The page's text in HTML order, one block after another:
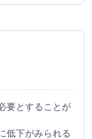
要とすることが
低下がみられる